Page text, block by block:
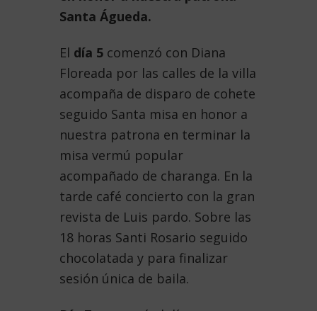
Santa Águeda.
El día 5 comenzó con Diana
Floreada por las calles de la villa
acompaña de disparo de cohete
seguido Santa misa en honor a
nuestra patrona en terminar la
misa vermú popular
acompañado de charanga. En la
tarde café concierto con la gran
revista de Luis pardo. Sobre las
18 horas Santi Rosario seguido
chocolatada y para finalizar
sesión única de baila.